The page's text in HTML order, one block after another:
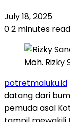
July 18, 2025
02 minutes read
Moh. Rizky
potretmaluku.id
datang dari
pemuda asal